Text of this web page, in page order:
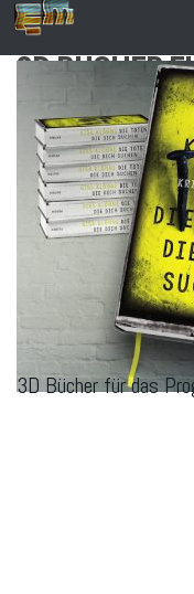
Zum Inhalt springen
3D BÜCHER
3D Bücher für das